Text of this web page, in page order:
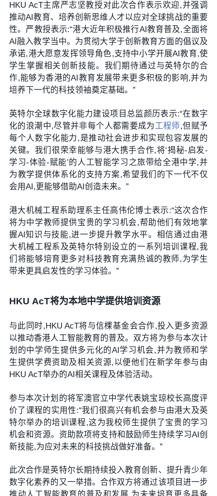
HKU AcT主席严志坚教授对此次合作表示欢迎,并强调
推动AI教育、培养创新思维人才以应对全球挑战的重要
性。严教授表示:“港大近年积极推行AI教育普及,全面将
AI融入教学当中。为贯彻大学于创新教育方面的倡议及
承诺,港大愿意发挥领导角色,支持中小学开展AI教育,使
学生掌握相关创新技能。我们期待通过与英特尔的合
作,能够为香港的AI教育发展带来更多积极的影响,并为
培养下一代的科技领袖奠定基础。”
英特尔全球数字化能力建设项目总监颜历表示:“在数字
化的浪潮中,尽管并非每个人都需要成为工程师,但赋予
每个人数字化能力,是推动社会进步和实现包容发展的
关键。我们很荣幸能够与港大携手合作,将‘揭秘-启发-
学习-体验-赋能’的人工智能学习之旅带给全港中学,并
为教学提供体系化的支持方案,希望我们的下一代不仅
会用AI,更能够借助AI创造未来。”
港大机械工程系助理系主任高伟伦博士表示:“这次合作
将为中学教师提供宝贵的学习机会,帮助他们有效地掌
握AI知识与技能,进一步提升教学水平。相信通过由港
大机械工程系及英特尔特别设立的一系列培训课程,我
们将能够培育更多对科技教育充满热诚的教师,为学生
带来更具启发性的学习体验。”
HKU AcT将为本地中学提供培训资源
与此同时,HKU AcT将与信棵基金会合作,投入更多资源
以推动香港人工智能教育的普及。双方将为参与本次计
划的中学师生提供多元化的AI学习机会,并为教师和学
生提供学费资助及相关资源,以便他们在新学年参与由
HKU AcT举办的AI相关课程及体验活动。
参与本次计划的将军澳官立中学代表姚宝琼校长高度评
价了课程的实用性:“我们很高兴有机会参与由港大及英
特尔举办的培训课程,这为我校师生提供了宝贵的学习
机会和资源。资助款项将支持和鼓励师生持续学习AI创
新技能,为应对未来的科技挑战做好准备。”
此次合作是英特尔长期持续投入教育创新、提升青少年
数字化素养的又一举措。合作双方将通过该项目进一步